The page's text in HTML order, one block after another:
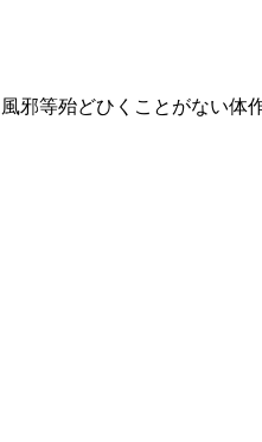
邪等殆どひくことがない体